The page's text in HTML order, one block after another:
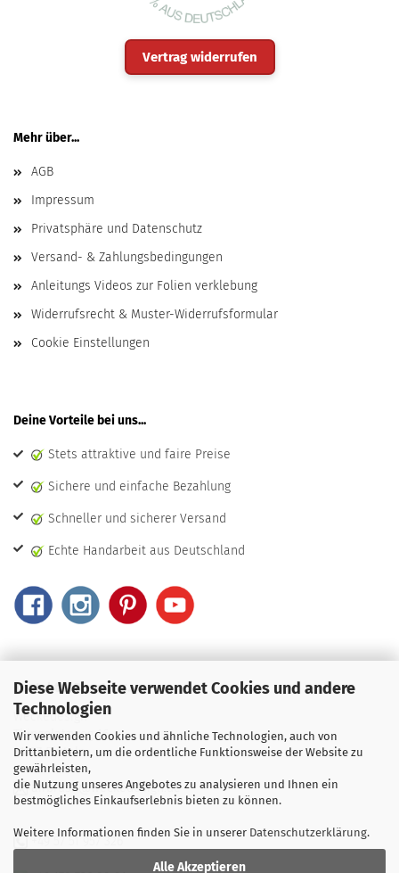
Diese Webseite verwendet Cookies und andere
Technologien
Wir verwenden Cookies und ähnliche Technologien, auch von
Drittanbietern, um die ordentliche Funktionsweise der Website zu
gewährleisten,
die Nutzung unseres Angebotes zu analysieren und Ihnen ein
bestmögliches Einkaufserlebnis bieten zu können.
Weitere Informationen finden Sie in unserer Datenschutzerklärung.
Alle Akzeptieren
Vertrag widerrufen
Mehr über...
AGB
Impressum
Privatsphäre und Datenschutz
Versand- & Zahlungsbedingungen
Anleitungs Videos zur Folien verklebung
Widerrufsrecht & Muster-Widerrufsformular
Cookie Einstellungen
Deine Vorteile bei uns...
Stets attraktive und faire Preise
Sichere und einfache Bezahlung
Schneller und sicherer Versand
Echte Handarbeit aus Deutschland
Kontakt & Beratung...
Weckedesign
Thingplatzweg 16
31737 Rinteln
airbrush@weckedesign.de
+49 57 51 957 326